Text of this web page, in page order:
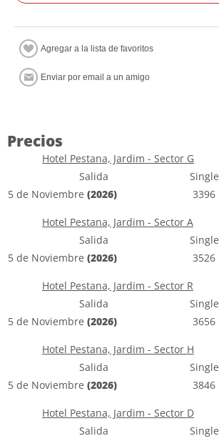
Precios
Hotel Pestana, Jardim - Sector G
Salida
Single
5 de Noviembre (2026) 3396
Hotel Pestana, Jardim - Sector A
Salida
Single
5 de Noviembre (2026) 3526
Hotel Pestana, Jardim - Sector R
Salida
Single
5 de Noviembre (2026) 3656
Hotel Pestana, Jardim - Sector H
Salida
Single
5 de Noviembre (2026) 3846
Hotel Pestana, Jardim - Sector D
Salida
Single